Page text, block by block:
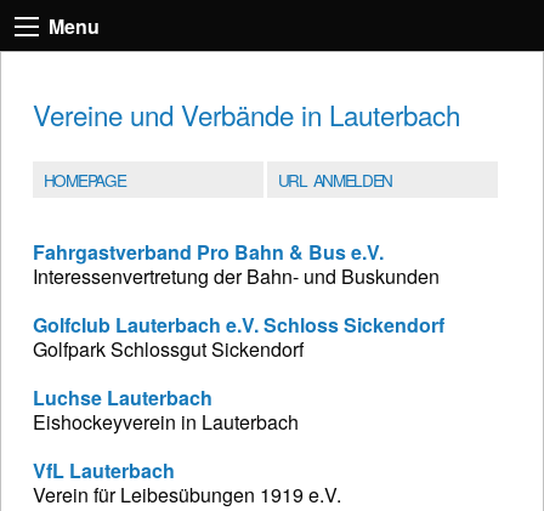
Menu
Vereine und Verbände in Lauterbach
HOMEPAGE URL ANMELDEN
Fahrgastverband Pro Bahn & Bus e.V.
Interessenvertretung der Bahn- und Buskunden
Golfclub Lauterbach e.V. Schloss Sickendorf
Golfpark Schlossgut Sickendorf
Luchse Lauterbach
Eishockeyverein in Lauterbach
VfL Lauterbach
Verein für Leibesübungen 1919 e.V.